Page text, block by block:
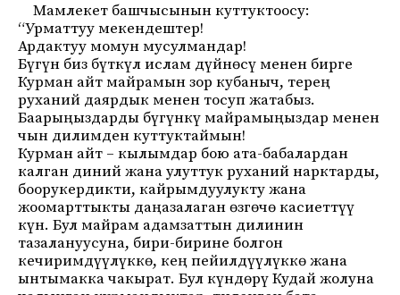
Мамлекет башчысынын куттуктоосу:
“Урматтуу мекендештер!
Ардактуу момун мусулмандар!
Бүгүн биз бүткүл ислам дүйнөсү менен бирге
Курман айт майрамын зор кубаныч, терең
руханий даярдык менен тосуп жатабыз.
Баарыңыздарды бүгүнкү майрамыңыздар менен
чын дилимден куттуктаймын!
Курман айт – кылымдар бою ата-бабалардан
калган диний жана улуттук руханий нарктарды,
боорукердикти, кайрымдуулукту жана
жоомарттыкты даңазалаган өзгөчө касиеттүү
күн. Бул майрам адамзаттын дилинин
тазалануусуна, бири-бирине болгон
кечиримдүүлүккө, кең пейилдүүлүккө жана
ынтымакка чакырат. Бул күндөрү Кудай жолуна